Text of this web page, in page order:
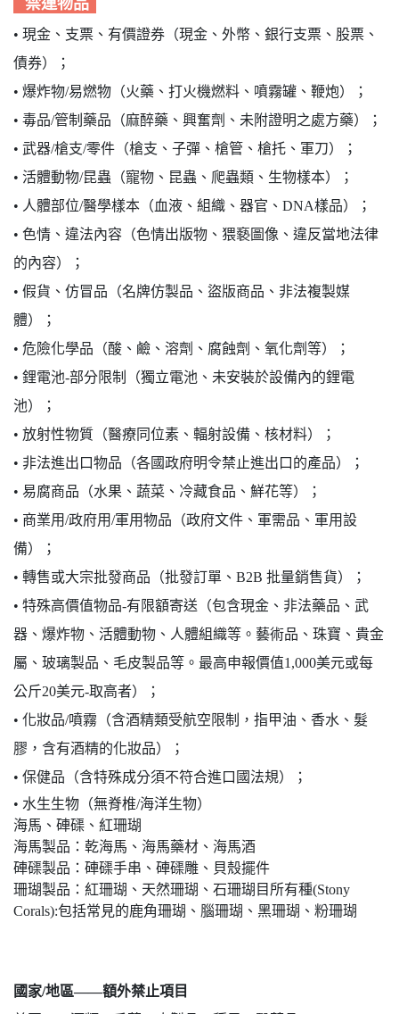
• 現金、支票、有價證券（現金、外幣、銀行支票、股票、
債券）；
• 爆炸物/易燃物（火藥、打火機燃料、噴霧罐、鞭炮）；
• 毒品/管制藥品（麻醉藥、興奮劑、未附證明之處方藥）；
• 武器/槍支/零件（槍支、子彈、槍管、槍托、軍刀）；
• 活體動物/昆蟲（寵物、昆蟲、爬蟲類、生物樣本）；
• 人體部位/醫學樣本（血液、組織、器官、DNA樣品）；
• 色情、違法內容（色情出版物、猥褻圖像、違反當地法律
的內容）；
• 假貨、仿冒品（名牌仿製品、盜版商品、非法複製媒
體）；
• 危險化學品（酸、鹼、溶劑、腐蝕劑、氧化劑等）；
• 鋰電池-部分限制（獨立電池、未安裝於設備內的鋰電
池）；
• 放射性物質（醫療同位素、輻射設備、核材料）；
• 非法進出口物品（各國政府明令禁止進出口的產品）；
• 易腐商品（水果、蔬菜、冷藏食品、鮮花等）；
• 商業用/政府用/軍用物品（政府文件、軍需品、軍用設
備）；
• 轉售或大宗批發商品（批發訂單、B2B 批量銷售貨）；
• 特殊高價值物品-有限額寄送（包含現金、非法藥品、武
器、爆炸物、活體動物、人體組織等。藝術品、珠寶、貴金
屬、玻璃製品、毛皮製品等。最高申報價值1,000美元或每
公斤20美元-取高者）；
• 化妝品/噴霧（含酒精類受航空限制，指甲油、香水、髮
膠，含有酒精的化妝品）；
• 保健品（含特殊成分須不符合進口國法規）；
• 水生生物（無脊椎/海洋生物）
海馬、硨磲、紅珊瑚
海馬製品：乾海馬、海馬藥材、海馬酒
硨磲製品：硨磲手串、硨磲雕、貝殼擺件
珊瑚製品：紅珊瑚、天然珊瑚、石珊瑚目所有種(Stony
Corals):包括常見的鹿角珊瑚、腦珊瑚、黑珊瑚、粉珊瑚
國家/地區——額外禁止項目